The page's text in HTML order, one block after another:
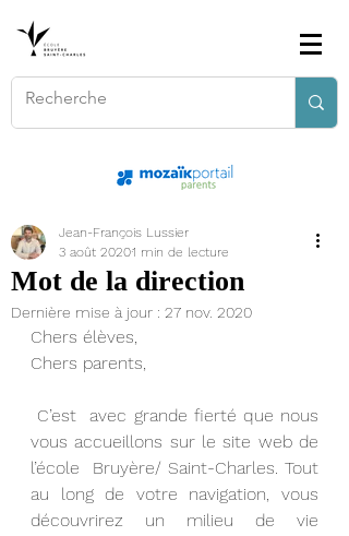
Mot de la direction
Jean-François Lussier
3 août 20201 min de lecture
Dernière mise à jour : 27 nov. 2020
Chers élèves,
Chers parents,
vous accueillons sur le site web de
l’école  Bruyère/ Saint-Charles. Tout
au long de votre navigation, vous
découvrirez un milieu de vie